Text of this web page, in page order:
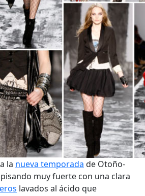
la nueva temporada de Otoño-
muy fuerte con una clara
lavados al ácido que